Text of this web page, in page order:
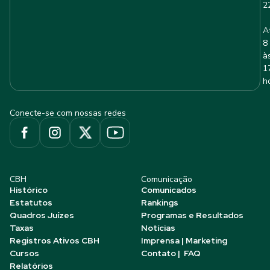
8
Conecte-se com nossas redes
CBH
Histórico
Estatutos
Quadros Juízes
Taxas
Registros Ativos CBH
Cursos
Relatórios
Comunicação
Comunicados
Rankings
Programas e Resultados
Notícias
Imprensa | Marketing
Contato | FAQ